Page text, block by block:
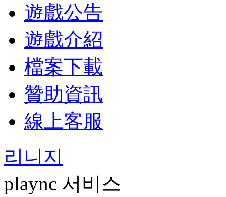
遊戲公告
遊戲介紹
檔案下載
贊助資訊
線上客服
리니지
plaync 서비스